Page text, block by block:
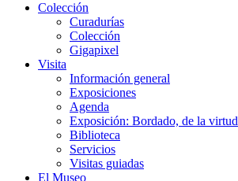
Colección
Curadurías
Colección
Gigapixel
Visita
Información general
Exposiciones
Agenda
Exposición: Bordado, de la virtud
Biblioteca
Servicios
Visitas guiadas
El Museo